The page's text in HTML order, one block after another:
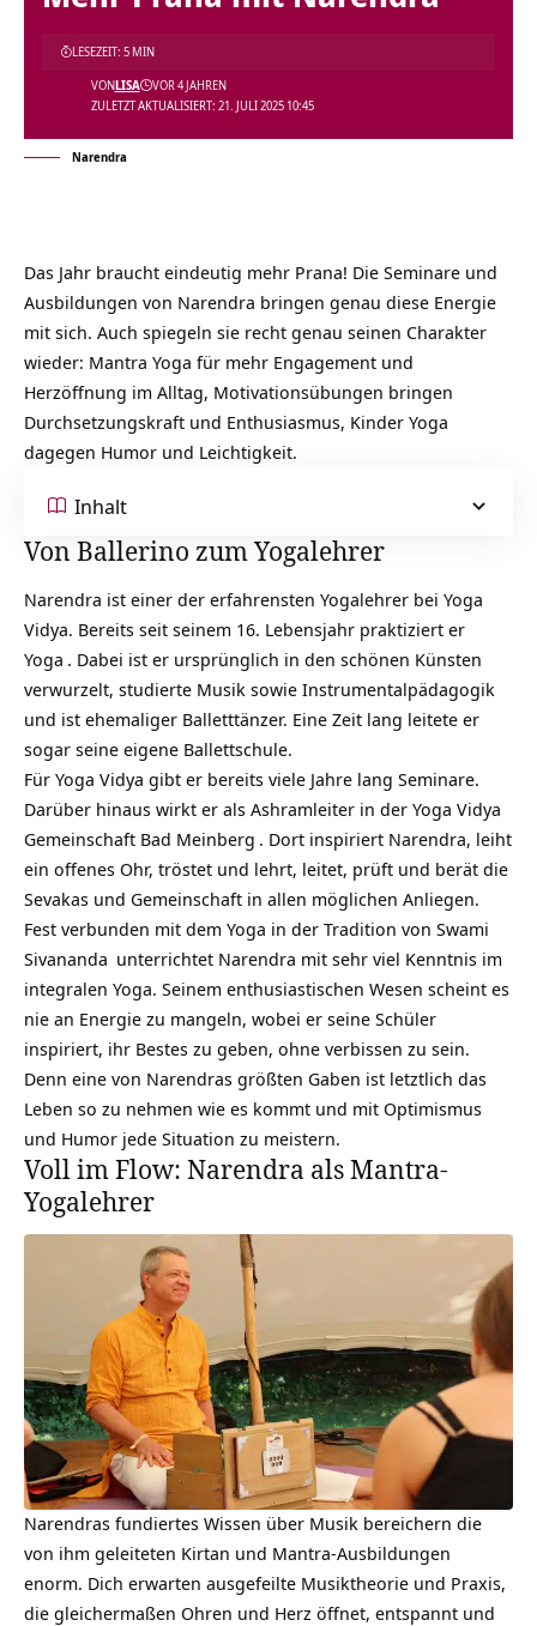
ZULETZT AKTUALISIERT: 21. JULI 2025 10:45
VONLISA VOR 4 JAHREN
LESEZEIT: 5 MIN
Narendra
Das Jahr braucht eindeutig mehr Prana! Die Seminare und
Ausbildungen von Narendra bringen genau diese Energie
mit sich. Auch spiegeln sie recht genau seinen Charakter
wieder: Mantra Yoga für mehr Engagement und
Herzöffnung im Alltag, Motivationsübungen bringen
Durchsetzungskraft und Enthusiasmus, Kinder Yoga
dagegen Humor und Leichtigkeit.
Inhalt
Von Ballerino zum Yogalehrer
Narendra ist einer der erfahrensten Yogalehrer bei Yoga
Vidya. Bereits seit seinem 16. Lebensjahr praktiziert er
Yoga . Dabei ist er ursprünglich in den schönen Künsten
verwurzelt, studierte Musik sowie Instrumentalpädagogik
und ist ehemaliger Balletttänzer. Eine Zeit lang leitete er
sogar seine eigene Ballettschule.
Für Yoga Vidya gibt er bereits viele Jahre lang Seminare.
Darüber hinaus wirkt er als Ashramleiter in der Yoga Vidya
Gemeinschaft Bad Meinberg . Dort inspiriert Narendra, leiht
ein offenes Ohr, tröstet und lehrt, leitet, prüft und berät die
Sevakas und Gemeinschaft in allen möglichen Anliegen.
Fest verbunden mit dem Yoga in der Tradition von Swami
Sivananda unterrichtet Narendra mit sehr viel Kenntnis im
integralen Yoga. Seinem enthusiastischen Wesen scheint es
nie an Energie zu mangeln, wobei er seine Schüler
inspiriert, ihr Bestes zu geben, ohne verbissen zu sein.
Denn eine von Narendras größten Gaben ist letztlich das
Leben so zu nehmen wie es kommt und mit Optimismus
und Humor jede Situation zu meistern.
Voll im Flow: Narendra als Mantra-
Yogalehrer
Narendras fundiertes Wissen über Musik bereichern die
von ihm geleiteten Kirtan und Mantra-Ausbildungen
enorm. Dich erwarten ausgefeilte Musiktheorie und Praxis,
die gleichermaßen Ohren und Herz öffnet, entspannt und